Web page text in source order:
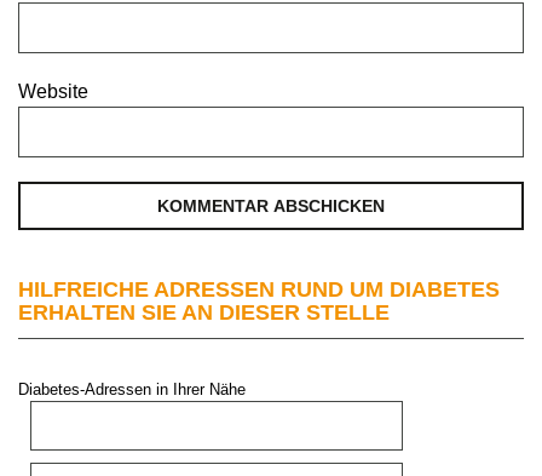
Website
HILFREICHE ADRESSEN RUND UM DIABETES
ERHALTEN SIE AN DIESER STELLE
Diabetes-Adressen in Ihrer Nähe